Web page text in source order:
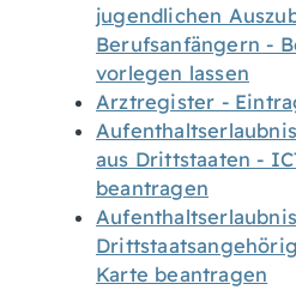
jugendlichen
Berufsanfängern -
vorlegen lassen
Arztregister -
aus Drittstaaten -
beantragen
Karte beantragen